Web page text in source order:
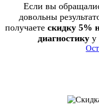
Если вы
довольны
получаете скидку 5%
диагностику у